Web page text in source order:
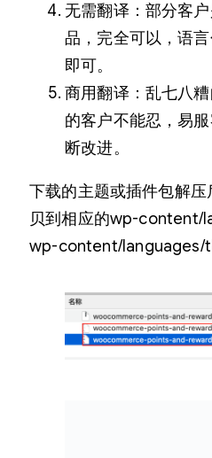
无需翻译：部分客
品，完全可以，语
即可。
商用翻译：乱七八
的客户不能忍，易
断改进。
下载的主题或插件包解
贝到相应的wp-content/
wp-content/languages/